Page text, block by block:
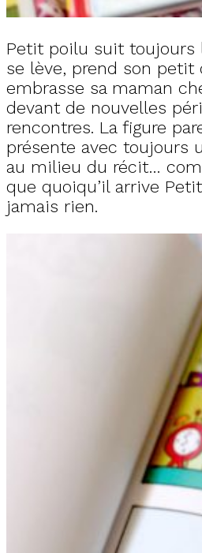
Petit poilu suit
se lève, prend son petit
embrasse sa maman
devant de nouvelles
rencontres. La figure
présente avec toujours
au milieu du récit…
que quoiqu’il arrive
jamais rien.